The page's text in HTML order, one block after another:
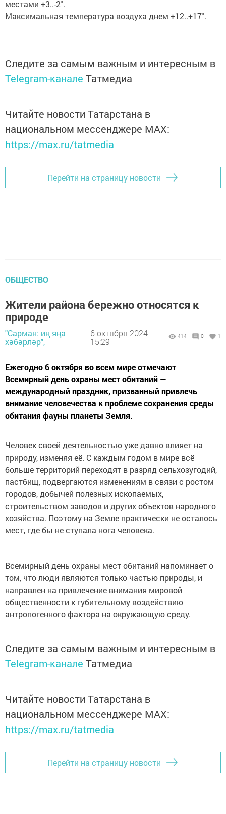
местами +3..-2˚.
Максимальная температура воздуха днем +12..+17˚.
Следите за самым важным и интересным в
Telegram-канале Татмедиа
Читайте новости Татарстана в
национальном мессенджере MАХ:
https://max.ru/tatmedia
Перейти на страницу новости
ОБЩЕСТВО
Жители района бережно относятся к
природе
"Сарман: иң яңа
хәбәрләр",
6 октября 2024 -
15:29
414 0 1
Ежегодно 6 октября во всем мире отмечают
Всемирный день охраны мест обитаний —
международный праздник, призванный привлечь
внимание человечества к проблеме сохранения среды
обитания фауны планеты Земля.
Человек своей деятельностью уже давно влияет на
природу, изменяя её. С каждым годом в мире всё
больше территорий переходят в разряд сельхозугодий,
пастбищ, подвергаются изменениям в связи с ростом
городов, добычей полезных ископаемых,
строительством заводов и других объектов народного
хозяйства. Поэтому на Земле практически не осталось
мест, где бы не ступала нога человека.
Всемирный день охраны мест обитаний напоминает о
том, что люди являются только частью природы, и
направлен на привлечение внимания мировой
общественности к губительному воздействию
антропогенного фактора на окружающую среду.
Следите за самым важным и интересным в
Telegram-канале Татмедиа
Читайте новости Татарстана в
национальном мессенджере MАХ:
https://max.ru/tatmedia
Перейти на страницу новости